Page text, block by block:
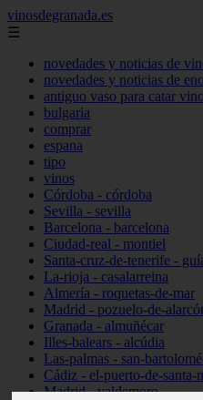
vinosdegranada.es
☰
novedades y noticias de
novedades y noticias de
antiguo vaso para catar
bulgaria
comprar
espana
tipo
vinos
Córdoba - córdoba
Sevilla - sevilla
Barcelona - barcelona
Ciudad-real - montiel
Santa-cruz-de-tenerife -
La-rioja - casalarreina
Almería - roquetas-de-mar
Madrid - pozuelo-de-
Granada - almuñécar
Illes-balears - alcúdia
Las-palmas - san-
Cádiz - el-puerto-de-santa-
Madrid - valdemoro